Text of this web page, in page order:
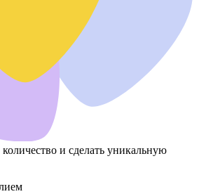
и сделать уникальную